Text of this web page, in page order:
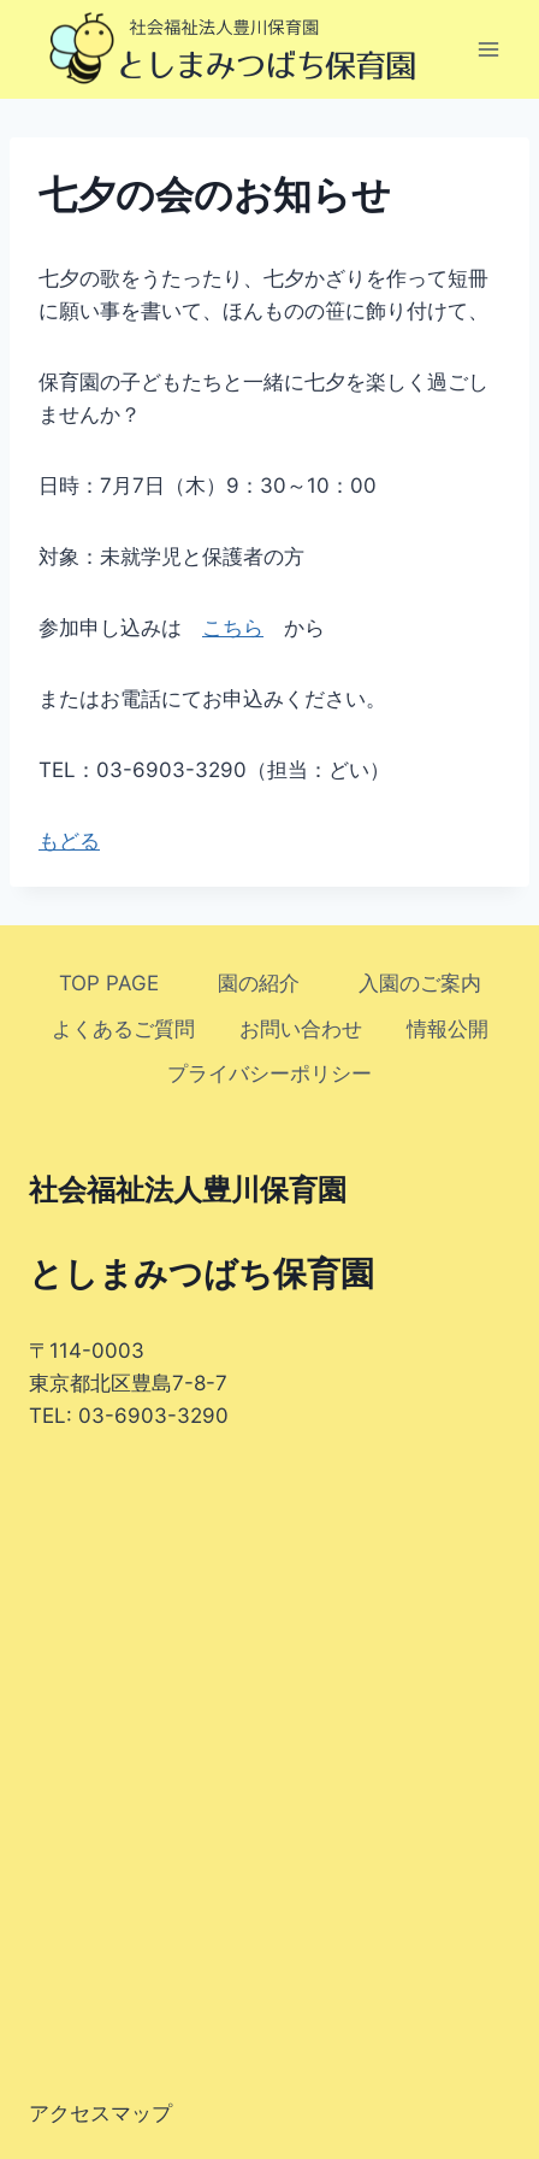
七夕の会のお知らせ
七夕の歌をうたったり、七夕かざりを作って短冊
に願い事を書いて、ほんものの笹に飾り付けて、
保育園の子どもたちと一緒に七夕を楽しく過ごし
ませんか？
日時：7月7日（木）9：30～10：00
対象：未就学児と保護者の方
参加申し込みは こちら から
またはお電話にてお申込みください。
TEL：03-6903-3290（担当：どい）
もどる
TOP PAGE 園の紹介
入園のご案内
よくあるご質問
お問い合わせ
情報公開
プライバシーポリシー
社会福祉法人豊川保育園
としまみつばち保育園
〒114-0003
東京都北区豊島7-8-7
TEL: 03-6903-3290
アクセスマップ